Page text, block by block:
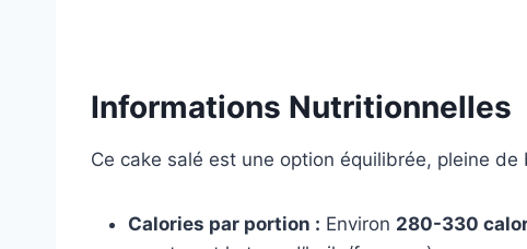
Informations Nutritionnelles
Ce cake salé est une option équilibrée, pleine de
Calories par portion : Environ 280-330